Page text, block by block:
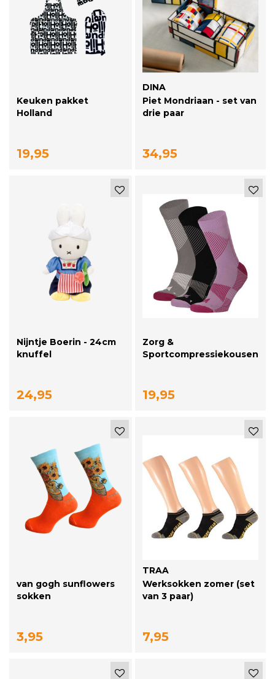
Keuken pakket
Holland
19,95
DINA
Piet Mondriaan - set van
drie paar
34,95
Nijntje Boerin - 24cm
knuffel
24,95
Zorg &
Sportcompressiekousen
19,95
van gogh sunflowers
sokken
3,95
TRAA
Werksokken zomer (set
van 3 paar)
7,95